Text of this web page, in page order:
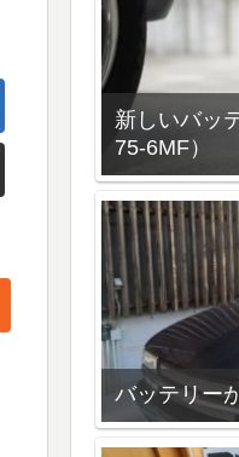
新しいバッ
75-6MF）
バッテリー